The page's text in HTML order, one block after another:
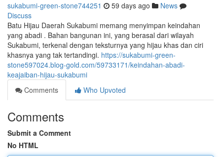
sukabumi-green-stone744251 59 days ago
News
Discuss
Batu Hijau Daerah Sukabumi memang menyimpan keindahan
yang abadi . Bahan bangunan ini, yang berasal dari wilayah
Sukabumi, terkenal dengan teksturnya yang hijau khas dan ciri
khasnya yang tak tertandingi. https://sukabumi-green-
stone597024.blog-gold.com/59733171/keindahan-abadi-
keajaiban-hijau-sukabumi
Comments
Who Upvoted
Comments
Submit a Comment
No HTML